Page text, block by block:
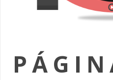
SOMOS TODOS EUROPEUS
AMADORA LIGA À